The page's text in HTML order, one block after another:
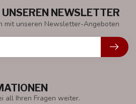
all Ihren Fragen weiter.
NEWSLETTER
mit unseren Newsletter-Angeboten